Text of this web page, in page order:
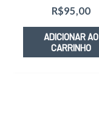
R$95,00
ADICIONAR AO
CARRINHO